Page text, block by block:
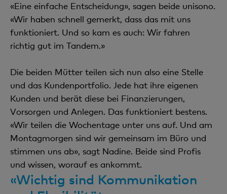
«Eine einfache Entscheidung», sagen beide unisono.
«Wir haben schnell gemerkt, dass das mit uns
funktioniert. Und so kam es auch: Wir fahren
richtig gut im Tandem.»
Die beiden Mütter teilen sich nun also eine Stelle
und das Kundenportfolio. Jede hat ihre eigenen
Kunden und berät diese bei Finanzierungen,
Vorsorgen und Anlegen. Das funktioniert bestens.
«Wir teilen die Wochentage unter uns auf. Und am
Montagmorgen sind wir gemeinsam im Büro und
stimmen uns ab», sagt Nadine. Beide sind Profis
und wissen, worauf es ankommt.
«Wichtig sind Kommunikation